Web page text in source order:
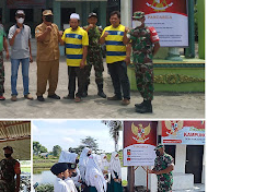
Kantor Desa Sidoraharjo: Simbol
Sosial
Juta, Perkuat Keberlanjutan Program